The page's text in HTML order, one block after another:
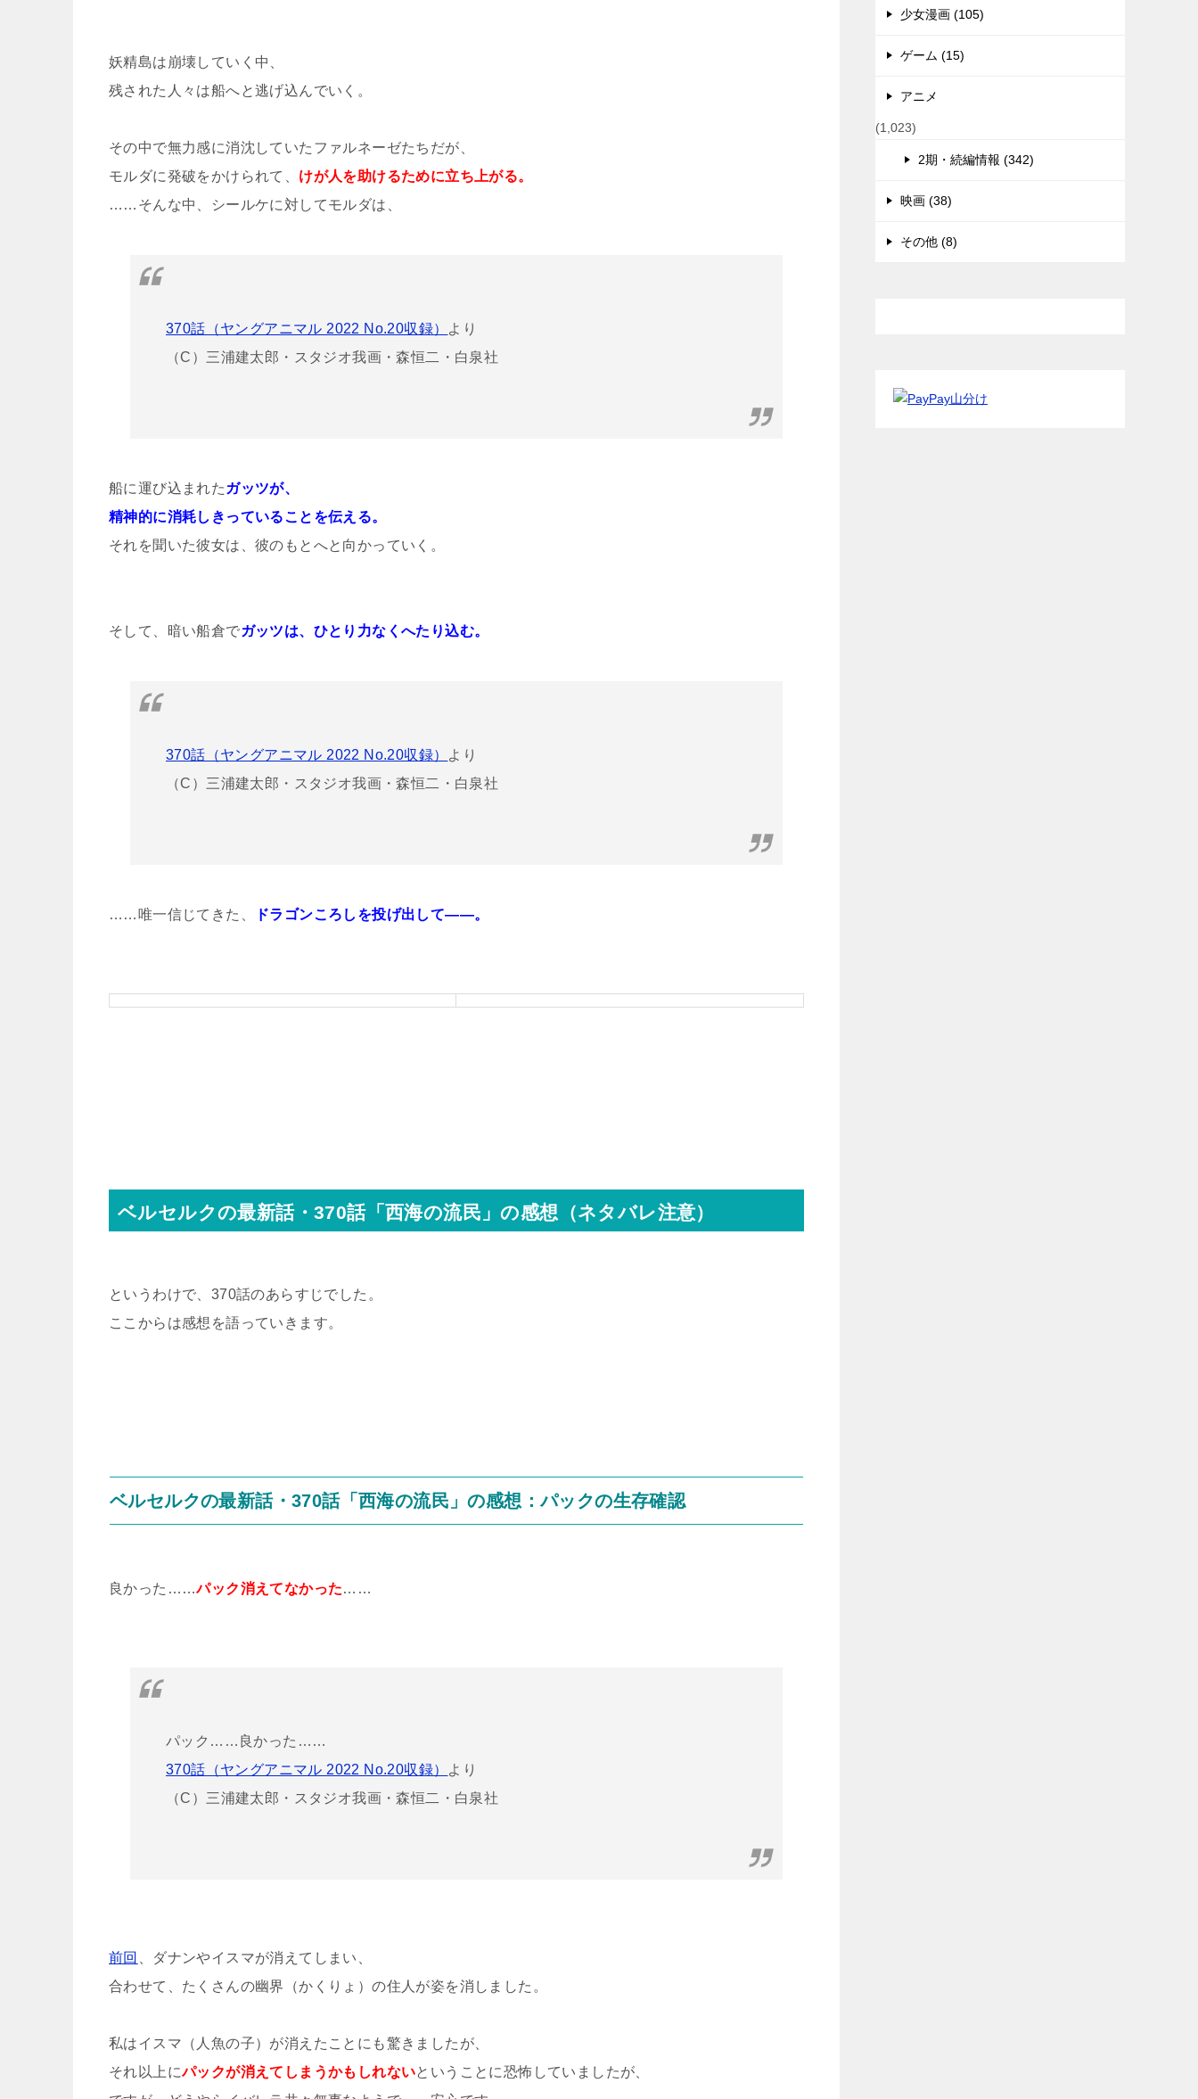
妖精島は崩壊していく中、
残された人々は船へと逃げ込んでいく。
その中で無力感に消沈していたファルネーゼたちだが、
モルダに発破をかけられて、 けが人を助けるために立ち上がる。
……そんな中、シールケに対してモルダは、
370話（ヤングアニマル 2022 No.20収録） より
（C）三浦建太郎・スタジオ我画・森恒二・白泉社
船に運び込まれた ガッツが、
精神的に消耗しきっていることを伝える。
それを聞いた彼女は、彼のもとへと向かっていく。
そして、暗い船倉でガッツは、ひとり力なくへたり込む。
370話（ヤングアニマル 2022 No.20収録） より
（C）三浦建太郎・スタジオ我画・森恒二・白泉社
……唯一信じてきた、 ドラゴンころしを投げ出して――。
ベルセルクの最新話・370話「西海の流民」の感想（ネタバレ注意）
というわけで、370話のあらすじでした。
ここからは感想を語っていきます。
ベルセルクの最新話・370話「西海の流民」の感想：パックの生存確認
良かった……パック消えてなかった……
パック……良かった……
370話（ヤングアニマル 2022 No.20収録） より
（C）三浦建太郎・スタジオ我画・森恒二・白泉社
前回
、ダナンやイスマが消えてしまい、
合わせて、たくさんの幽界（かくりょ）の住人が姿を消しました。
私はイスマ（人魚の子）が消えたことにも驚きましたが、
それ以上にパックが消えてしまうかもしれないということに恐怖していましたが、
少女漫画 (105)
ゲーム (15)
アニメ
(1,023)
2期・続編情報 (342)
映画 (38)
その他 (8)